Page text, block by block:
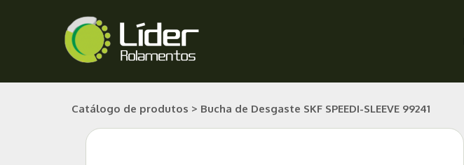
Catálogo de produtos > Bucha de Desgaste SKF SPEEDI-SLEEVE 99241